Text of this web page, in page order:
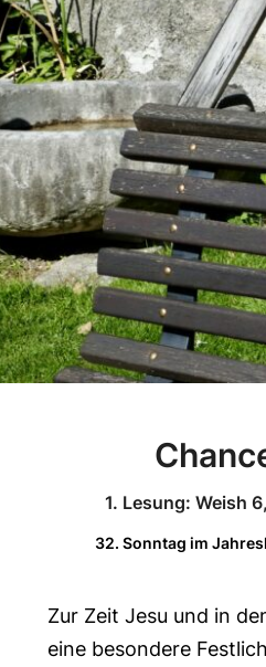
1. Lesung: Weish
32. Sonntag im
Zur Zeit Jesu und in
eine besondere